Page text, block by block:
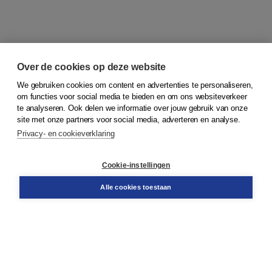
© 2026Koninklijke Boom uitgevers
Bestellen
Over de cookies op deze website
We gebruiken cookies om content en advertenties te personaliseren,
om functies voor social media te bieden en om ons websiteverkeer
te analyseren. Ook delen we informatie over jouw gebruik van onze
site met onze partners voor social media, adverteren en analyse.
Privacy- en cookieverklaring
Cookie-instellingen
Alle cookies toestaan